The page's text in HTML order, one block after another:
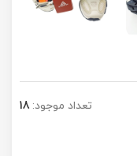
تعداد موجود: 18